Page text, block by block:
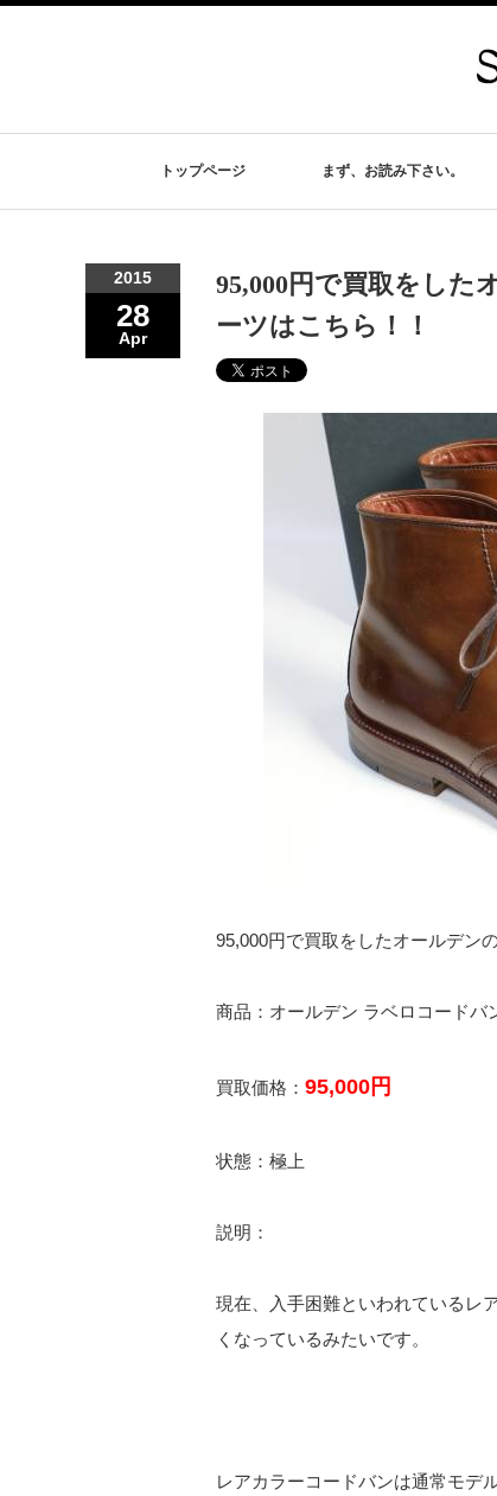
トップページ まず、お読み下さい。
2015
28
Apr
95,000円で買取をした
ーツはこちら！！
95,000円で買取をしたオールデン
商品：オールデン ラベロコード
買取価格： 95,000円
状態：極上
説明：
現在、入手困難といわれているレ
くなっているみたいです。
レアカラーコードバンは通常モデ